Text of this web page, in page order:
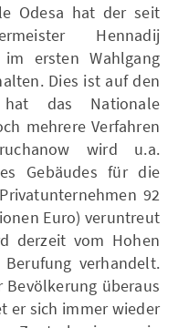
Odesa hat der seit
Hennadij
ersten Wahlgang
Dies ist auf den
das Nationale
mehrere Verfahren
wird u.a.
Gebäudes für die
92
Euro) veruntreut
derzeit vom Hohen
verhandelt.
überaus
er sich immer wieder